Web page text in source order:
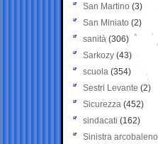
San Martino (3)
San Miniato (2)
sanità (306)
Sarkozy (43)
scuola (354)
Sestri Levante (2)
Sicurezza (452)
sindacati (162)
Sinistra arcobaleno